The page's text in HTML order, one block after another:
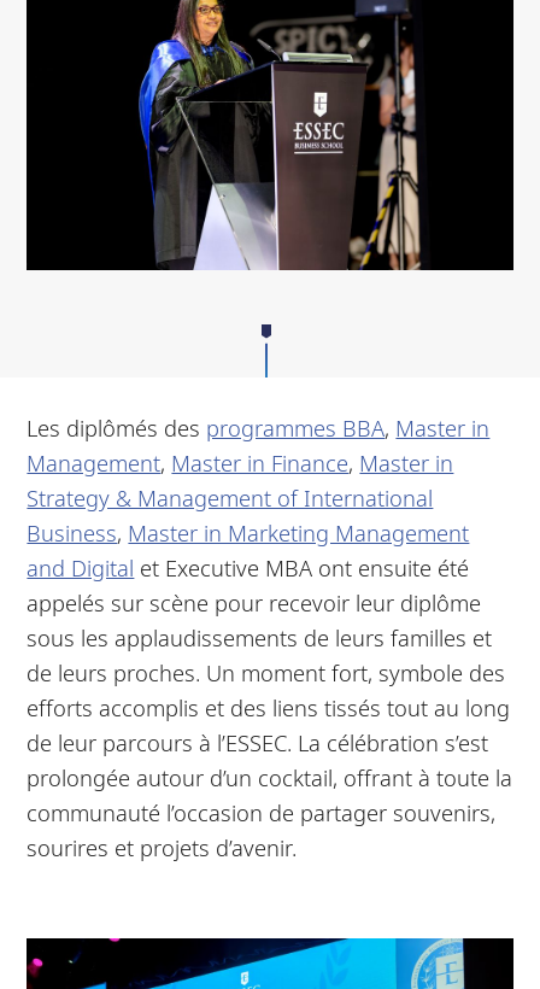
Les diplômés des programmes BBA, Master in
Management, Master in Finance, Master in
Strategy & Management of International
Business, Master in Marketing Management
and Digital et Executive MBA ont ensuite été
appelés sur scène pour recevoir leur diplôme
sous les applaudissements de leurs familles et
de leurs proches. Un moment fort, symbole des
efforts accomplis et des liens tissés tout au long
de leur parcours à l’ESSEC. La célébration s’est
prolongée autour d’un cocktail, offrant à toute la
communauté l’occasion de partager souvenirs,
sourires et projets d’avenir.